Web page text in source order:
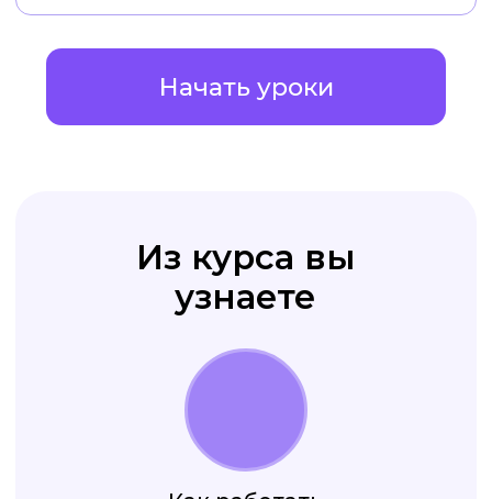
клиентаоформлен стильно
приводят вамновых клиентов